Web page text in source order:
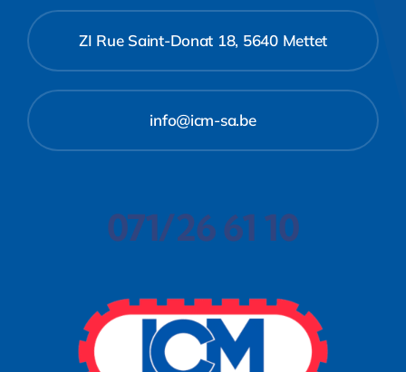
ZI Rue Saint-Donat 18, 5640 Mettet
info@icm-sa.be
071/26 61 10